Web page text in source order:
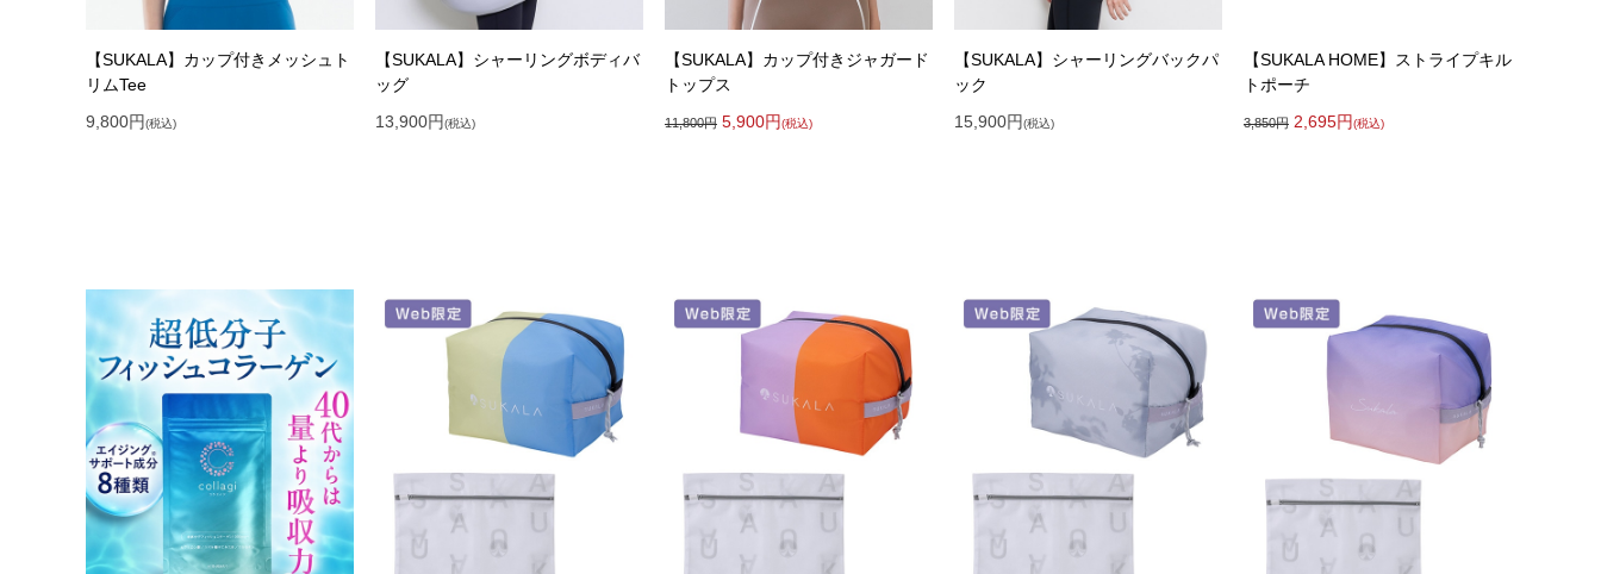
【SUKALA】カップ付きメッシュト
リムTee
9,800円(税込)
【SUKALA】シャーリングボディバ
ッグ
13,900円(税込)
【SUKALA】カップ付きジャガード
トップス
11,800円 5,900円(税込)
【SUKALA】シャーリングバックパ
ック
15,900円(税込)
【SUKALA HOME】ストライプキル
トポーチ
3,850円 2,695円(税込)